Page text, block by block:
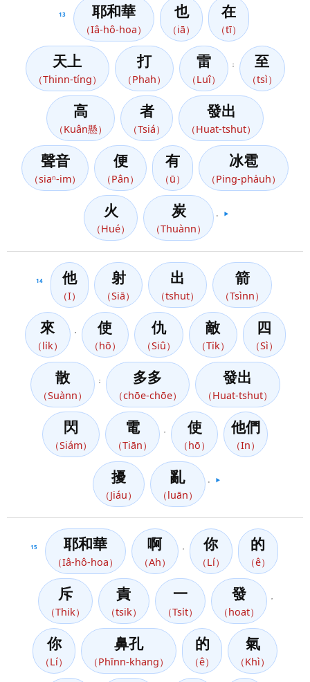
13 耶和華
（Iâ-hô-hoa）
也
（iā）
在
（tī）
天上
（Thinn-tíng）
打
（Phah）
雷
（Luî）
； 至
（tsì）
高
（Kuân懸）
者
（Tsiá）
發出
（Huat-tshut）
聲音
（siaⁿ-im）
便
（Pân）
有
（ū）
冰雹
（Ping-pha̍uh）
火
（Hué）
炭
（Thuànn）
▶️
14 他
（I）
射
（Siā）
出
（tshut）
箭
（Tsìnn）
來
（li̍k）
使
（hō）
仇
（Siû）
敵
（Ti̍k）
四
（Sì）
散
（Suànn）
； 多多
（chōe-chōe）
發出
（Huat-tshut）
閃
（Siám）
電
（Tiān）
使
（hō）
他們
（In）
擾
（Jiáu）
亂
（luān）
▶️
15 耶和華
（Iâ-hô-hoa）
啊
（Ah）
你
（Lí）
的
（ê）
斥
（Thik）
責
（tsik）
一
（Tsi̍t）
發
（hoat）
你
（Lí）
鼻孔
（Phīnn-khang）
的
（ê）
氣
（Khì）